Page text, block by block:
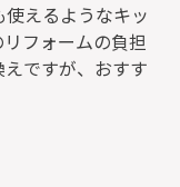
えるようなキッ
フォームの負担
ですが、おすす